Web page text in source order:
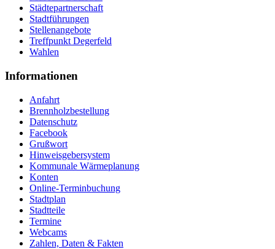
Städtepartnerschaft
Stadtführungen
Stellenangebote
Treffpunkt Degerfeld
Wahlen
Informationen
Anfahrt
Brennholzbestellung
Datenschutz
Facebook
Grußwort
Hinweisgebersystem
Kommunale Wärmeplanung
Konten
Online-Terminbuchung
Stadtplan
Stadtteile
Termine
Webcams
Zahlen, Daten & Fakten